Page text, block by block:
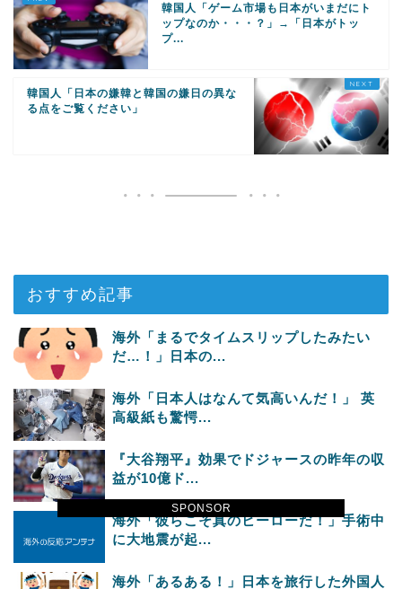
SPONSOR
韓国人「ゲーム市場も日本がいまだにト
ップなのか・・・？」→「日本がトッ
プ...
韓国人「日本の嫌韓と韓国の嫌日の異な
る点をご覧ください」
おすすめ記事
海外「まるでタイムスリップしたみたい
だ…！」日本の...
海外「日本人はなんて気高いんだ！」 英
高級紙も驚愕...
『大谷翔平』効果でドジャースの昨年の収
益が10億ド...
海外「彼らこそ真のヒーローだ！」手術中
に大地震が起...
海外「あるある！」日本を旅行した外国人